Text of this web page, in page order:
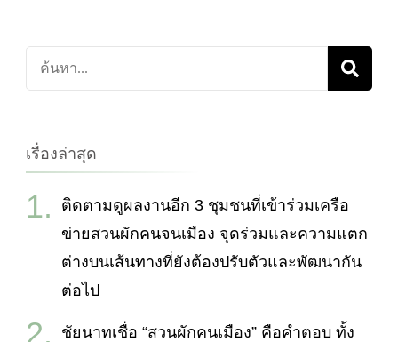
ค้นหา
เกี่ยว
เรื่องล่าสุด
ติดตามดูผลงานอีก 3 ชุมชนที่เข้าร่วมเครือ
ข่ายสวนผักคนจนเมือง จุดร่วมและความแตก
ต่างบนเส้นทางที่ยังต้องปรับตัวและพัฒนากัน
ต่อไป
ชัยนาทเชื่อ “สวนผักคนเมือง” คือคำตอบ ทั้ง